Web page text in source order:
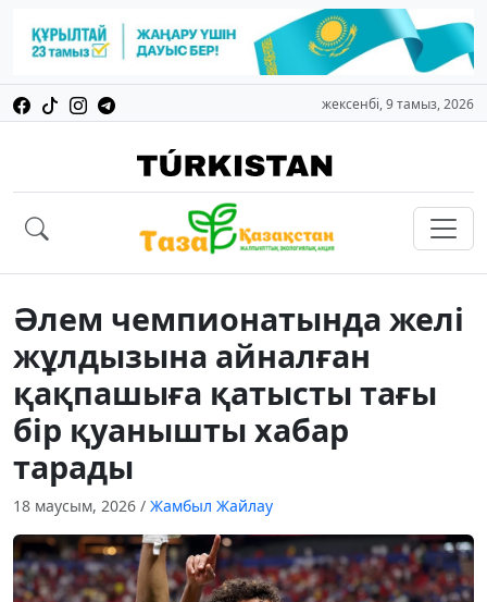
жексенбі, 9 тамыз, 2026
Әлем чемпионатында желі
жұлдызына айналған
қақпашыға қатысты тағы
бір қуанышты хабар
тарады
18 маусым, 2026 / Жамбыл Жайлау